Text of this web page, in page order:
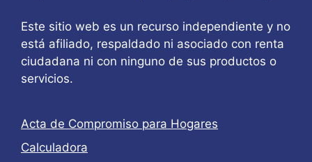
Este sitio web es un recurso independiente y no
está afiliado, respaldado ni asociado con renta
ciudadana ni con ninguno de sus productos o
servicios.
Acta de Compromiso para Hogares
Calculadora